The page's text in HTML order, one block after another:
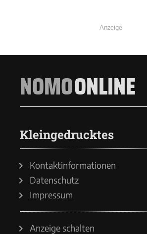
Anzeige
NOMOONLINE
Kleingedrucktes
Kontaktinformationen
Datenschutz
Impressum
Anzeige schalten